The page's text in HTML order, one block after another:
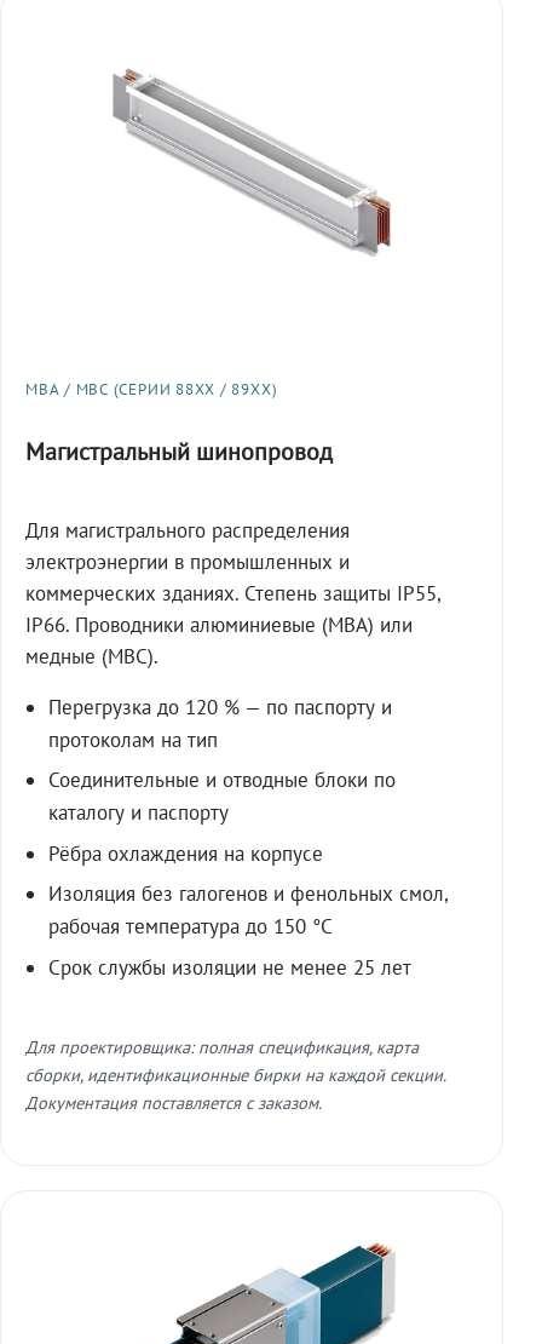
МВА / МВС (СЕРИИ 88XX / 89XX)
Магистральный шинопровод
Для магистрального распределения
электроэнергии в промышленных и
коммерческих зданиях. Степень защиты IP55,
IP66. Проводники алюминиевые (МВА) или
медные (МВС).
Перегрузка до 120 % — по паспорту и
протоколам на тип
Соединительные и отводные блоки по
каталогу и паспорту
Рёбра охлаждения на корпусе
Изоляция без галогенов и фенольных смол,
рабочая температура до 150 °C
Срок службы изоляции не менее 25 лет
Для проектировщика: полная спецификация, карта
сборки, идентификационные бирки на каждой секции.
Документация поставляется с заказом.